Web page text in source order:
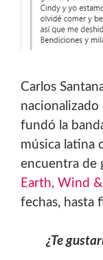
Carlos
fundó la
música latina
encuentra de
Earth, Wind
fechas, hasta
¿Te